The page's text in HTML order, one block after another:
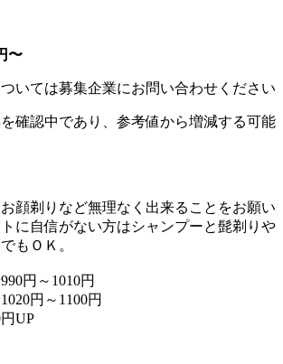
〜
いては募集企業にお問い合わせください
確認中であり、参考値から増減する可能
顔剃りなど無理なく出来ることをお願い
に自信がない方はシャンプーと髭剃りや
もＯＫ。
円～1010円
円～1100円
UP